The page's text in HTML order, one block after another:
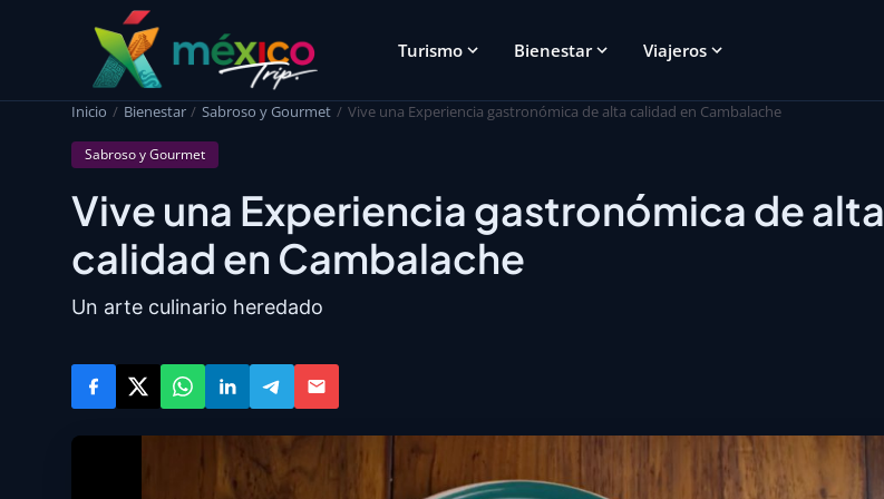
Turismo Bienestar Viajeros
Inicio Bienestar Sabroso y Gourmet Vive una Experiencia gastronómica de alta calidad en Cambalache
Sabroso y Gourmet
Vive una Experiencia gastronómica de alta
calidad en Cambalache
Un arte culinario heredado